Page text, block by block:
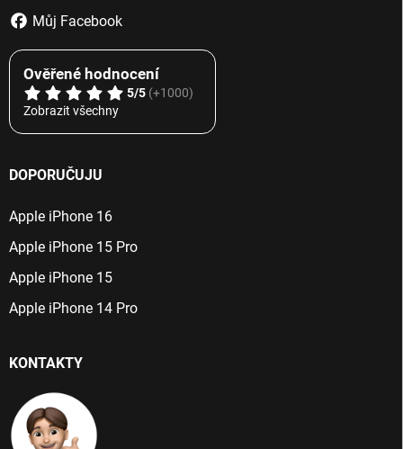
Můj Facebook
Ověřené hodnocení
5/5 (+1000)
Zobrazit všechny
DOPORUČUJU
Apple iPhone 16
Apple iPhone 15 Pro
Apple iPhone 15
Apple iPhone 14 Pro
KONTAKTY